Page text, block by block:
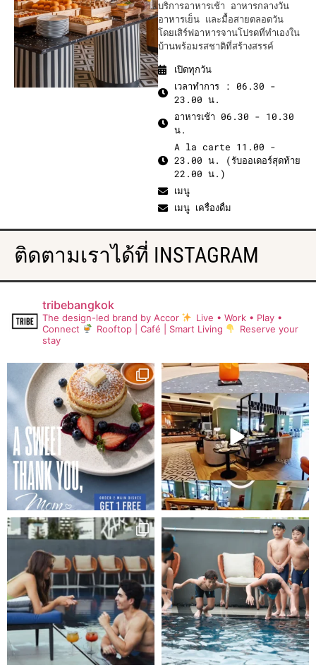
บริการอาหารเช้า อาหารกลางวัน
อาหารเย็น และมื้อสายตลอดวัน
โดยเสิร์ฟอาหารจานโปรดที่ทำเองใน
บ้านพร้อมรสชาติที่สร้างสรรค์
เปิดทุกวัน
เวลาทำการ : 06.30 -
23.00 น.
อาหารเช้า 06.30 - 10.30
น.
A la carte 11.00 -
23.00 น. (รับออเดอร์สุดท้าย
22.00 น.)
เมนู
เมนู เครื่องดื่ม
ติดตามเราได้ที่ INSTAGRAM
tribebangkok
The design-led brand by Accor
Live • Work • Play •
Connect
Rooftop | Café | Smart Living
Reserve your
stay